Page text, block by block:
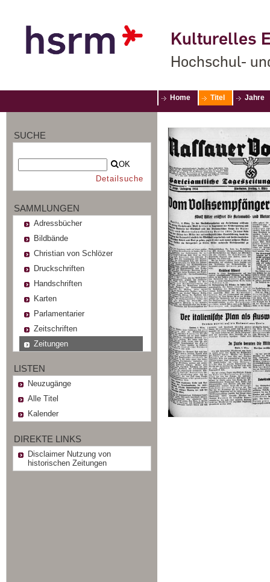
Kulturelles
Hochschul-
Home Titel Jahre
SUCHE
OK
Detailsuche
SAMMLUNGEN
Adressbücher
Bildbände
Christian von Schlözer
Druckschriften
Handschriften
Karten
Parlamentarier
Zeitschriften
Zeitungen
LISTEN
Neuzugänge
Alle Titel
Kalender
DIREKTE LINKS
Disclaimer Nutzung von
historischen Zeitungen